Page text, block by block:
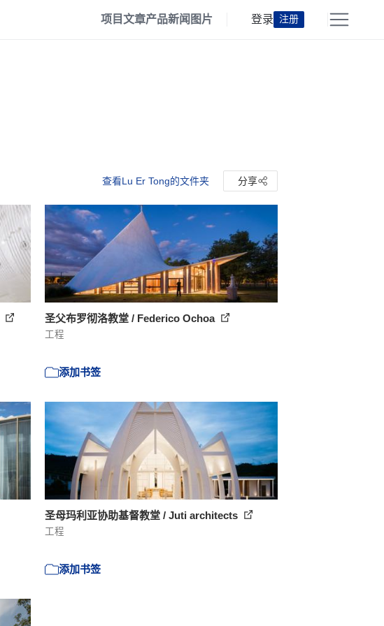
项目文章产品新闻 图片 登录 注册
查看Lu Er Tong的文件夹 分享
圣父布罗彻洛教堂 / Federico Ochoa
工程
添加书签
圣母玛利亚协助基督教堂 / Juti architects
工程
添加书签